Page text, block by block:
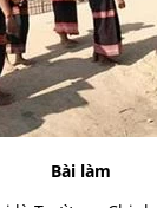
Bài làm